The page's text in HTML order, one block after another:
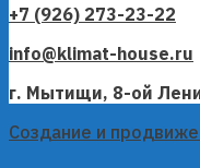
+7 (926) 273-23-22
info@klimat-house.ru
г. Мытищи, 8-ой
Создание и